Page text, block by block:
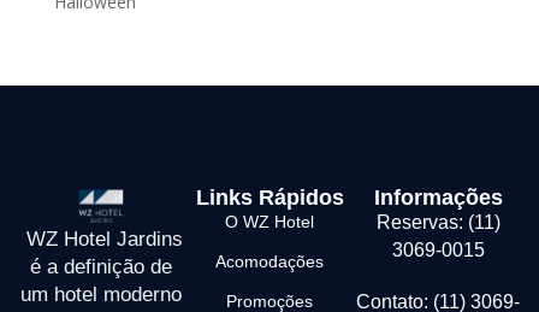
WZ Hotel Jardins
é a definição de
um hotel moderno
Links Rápidos
O WZ Hotel
Acomodações
Promoções
Informações
Reservas: (11)
3069-0015
Contato: (11) 3069-